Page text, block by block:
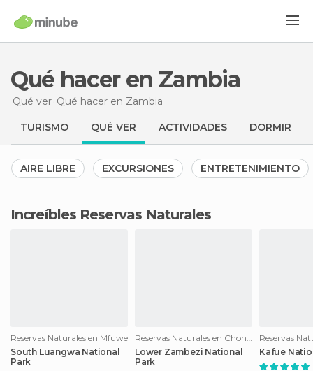
Qué hacer en Zambia
Qué ver Qué hacer en Zambia
TURISMO QUÉ VER ACTIVIDADES DORMIR
AIRE LIBRE EXCURSIONES ENTRETENIMIENTO
Increíbles Reservas Naturales
Reservas Naturales en Mfuwe
South Luangwa National
Park
Reservas Naturales en Chongwe
Lower Zambezi National
Park
Kafue